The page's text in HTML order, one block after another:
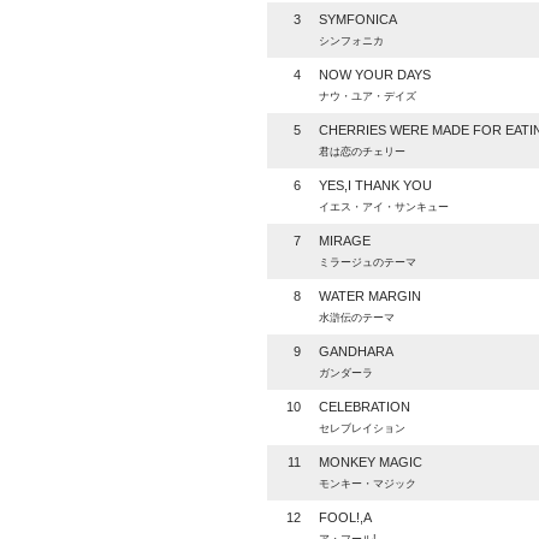
3 SYMFONICA
シンフォニカ
4 NOW YOUR DAYS
ナウ・ユア・デイズ
5 CHERRIES WERE MADE FOR
君は恋のチェリー
6 YES,I THANK YOU
イエス・アイ・サンキュー
7 MIRAGE
ミラージュのテーマ
8 WATER MARGIN
水滸伝のテーマ
9 GANDHARA
ガンダーラ
10 CELEBRATION
セレブレイション
11 MONKEY MAGIC
モンキー・マジック
12 FOOL!,A